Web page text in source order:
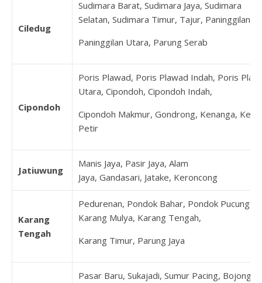
Ciledug
Sudimara Barat, Sudimara Jaya, Sudimara
Selatan, Sudimara Timur, Tajur, Paninggilan,
Paninggilan Utara, Parung Serab
Cipondoh
Poris Plawad, Poris Plawad Indah, Poris
Utara, Cipondoh, Cipondoh Indah,
Cipondoh Makmur, Gondrong, Kenanga,
Petir
Jatiuwung
Manis Jaya, Pasir Jaya, Alam
Jaya, Gandasari, Jatake, Keroncong
Karang
Tengah
Pedurenan, Pondok Bahar, Pondok Pucung,
Karang Mulya, Karang Tengah,
Karang Timur, Parung Jaya
Pasar Baru, Sukajadi, Sumur Pacing, Bojong